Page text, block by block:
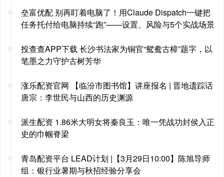
垒富优配 别再盯着电脑了！用Claude Dispatch一键把
任务托付给电脑持续“跑”——设置、风险与5个实战场景
投查查APP下载 长沙书法家为铜官“鸳鸯古樟”题字，以
笔墨之力守护古树芳华
涨乐配资官网 【临汾市图书馆】讲座报名 | 晋地遗踪话
唐宗：李世民与山西的历史渊源
派生配资 1.86米大明女将秦良玉：唯一凭战功封侯入正
史的巾帼脊梁
青岛配资平台 LEAD计划 |【3月29日10:00】陈旭导师
组：银行业暑期与秋招经验分享会